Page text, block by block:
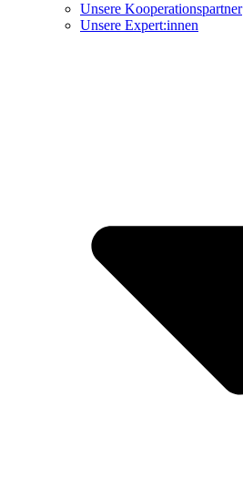
Unsere Kooperationspartner
Unsere Expert:innen